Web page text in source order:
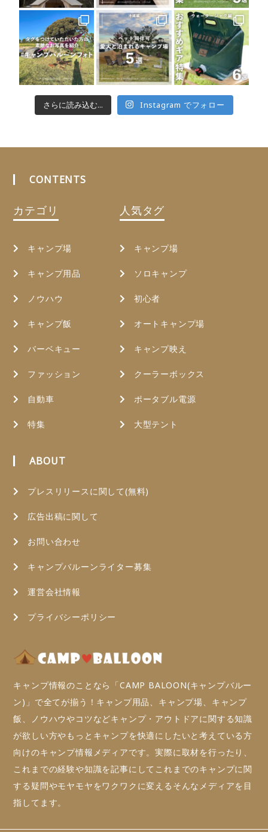
さらに読み込む... Instagram でフォロー
CONTENTS
カテゴリ
キャンプ場
キャンプ用品
ノウハウ
キャンプ飯
バーベキュー
ファッション
自動車
特集
人気タグ
キャンプ場
ソロキャンプ
初心者
オートキャンプ場
キャンプ映え
クーラーボックス
ポータブル電源
大型テント
ABOUT
プレスリリースに関して(無料)
広告出稿に関して
お問い合わせ
キャンプバルーンライター募集
運営会社情報
プライバシーポリシー
キャンプ情報のことなら「CAMP BALOON(キャンプバルー
ン)」で全てが揃う！キャンプ用品、キャンプ場、キャンプ
飯、ノウハウやコツなどキャンプ・アウトドアに関する知識
が欲しい方やもっとキャンプを快適にしたいと考えている方
向けのキャンプ情報メディアです。実際に取材を行ったり、
これまでの経験や知識を記事にしてこれまでのキャンプに関
する疑問やモヤモヤをワクワクに変えるそんなメディアを目
指してます。